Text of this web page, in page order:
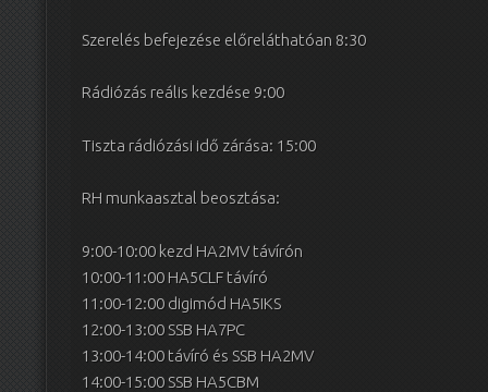
Szerelés befejezése előreláthatóan 8:30
Rádiózás reális kezdése 9:00
Tiszta rádiózási idő zárása: 15:00
RH munkaasztal beosztása:
9:00-10:00 kezd HA2MV távírón
10:00-11:00 HA5CLF távíró
11:00-12:00 digimód HA5IKS
12:00-13:00 SSB HA7PC
13:00-14:00 távíró és SSB HA2MV
14:00-15:00 SSB HA5CBM